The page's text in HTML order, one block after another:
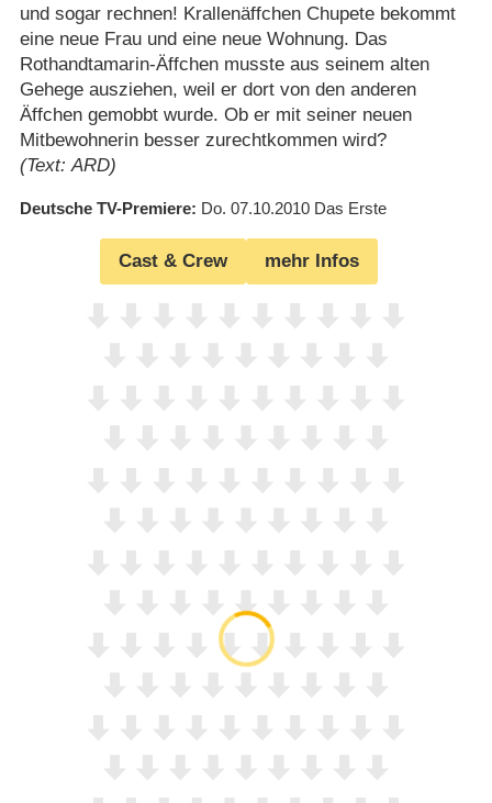
und sogar rechnen! Krallenäffchen Chupete bekommt
eine neue Frau und eine neue Wohnung. Das
Rothandtamarin-Äffchen musste aus seinem alten
Gehege ausziehen, weil er dort von den anderen
Äffchen gemobbt wurde. Ob er mit seiner neuen
Mitbewohnerin besser zurechtkommen wird?
(Text: ARD)
Deutsche TV-Premiere Do. 07.10.2010 Das Erste
Cast & Crew mehr Infos